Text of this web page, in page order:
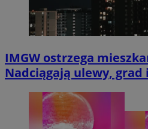
IMGW ostrzega
Nadciągają ulewy,